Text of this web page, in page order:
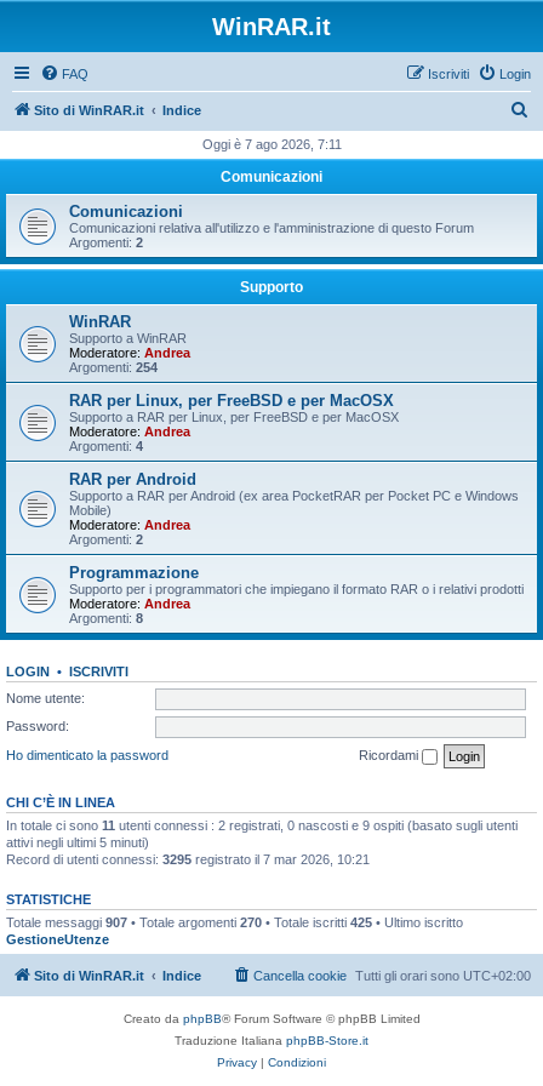
WinRAR.it
FAQ Login
Iscriviti
Sito di WinRAR.it Indice
c
Oggi è 7 ago 2026, 7:11
Comunicazioni
Comunicazioni
Comunicazioni relativa all'utilizzo e l'amministrazione di questo Forum
Argomenti: 2
Supporto
WinRAR
Supporto a WinRAR
Moderatore: Andrea
Argomenti: 254
RAR per Linux, per FreeBSD e per MacOSX
Supporto a RAR per Linux, per FreeBSD e per MacOSX
Moderatore: Andrea
Argomenti: 4
RAR per Android
Supporto a RAR per Android (ex area PocketRAR per Pocket PC e Windows
Mobile)
Moderatore: Andrea
Argomenti: 2
Programmazione
Supporto per i programmatori che impiegano il formato RAR o i relativi prodotti
Moderatore: Andrea
Argomenti: 8
LOGIN • ISCRIVITI
Nome utente:
Password:
Ho dimenticato la password
Ricordami
CHI C’È IN LINEA
In totale ci sono 11 utenti connessi : 2 registrati, 0 nascosti e 9 ospiti (basato sugli utenti
attivi negli ultimi 5 minuti)
Record di utenti connessi: 3295 registrato il 7 mar 2026, 10:21
STATISTICHE
Totale messaggi 907 • Totale argomenti 270 • Totale iscritti 425 • Ultimo iscritto
GestioneUtenze
Sito di WinRAR.it Indice Tutti gli orari sono UTC+02:00
Cancella cookie
Creato da phpBB® Forum Software © phpBB Limited
Traduzione Italiana phpBB-Store.it
Privacy | Condizioni